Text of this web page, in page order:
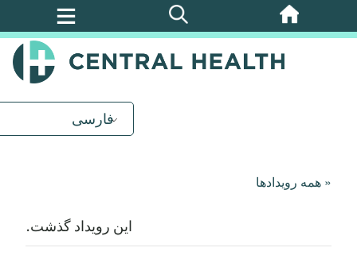
پرش
فارسی
« همه رویدادها
این رویداد گذشت.